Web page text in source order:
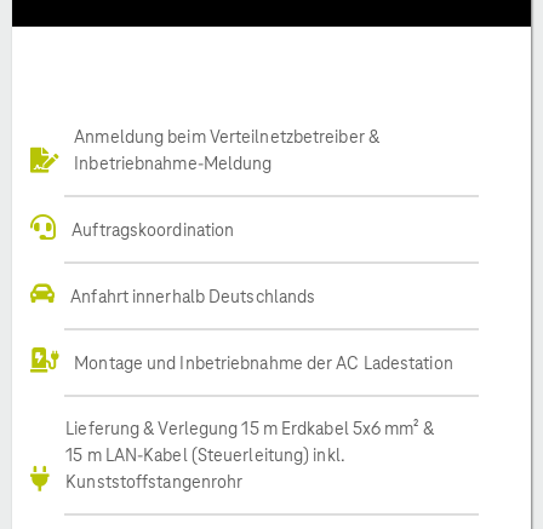
Anmeldung beim Verteilnetzbetreiber &
Inbetriebnahme-Meldung
Auftragskoordination
Anfahrt innerhalb Deutschlands
Montage und Inbetriebnahme der AC Ladestation
Lieferung & Verlegung 15 m Erdkabel 5x6 mm² &
15 m LAN-Kabel (Steuerleitung) inkl.
Kunststoffstangenrohr